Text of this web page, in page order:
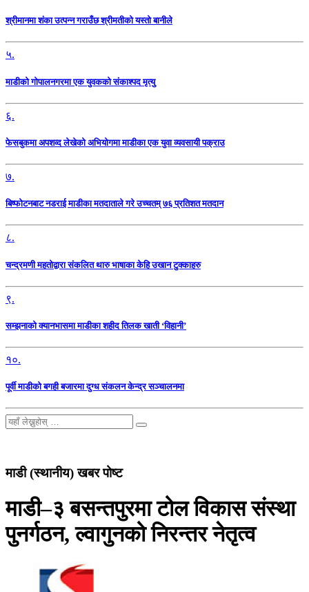
श्रीमानमा शंका उत्पन्न गराउँछ श्रीमतीको यस्तो बानीले
५.
माडीको गोपालनगरमा एक युवकको संकाश्पद मृत्यु
६.
फेसबुकमा अपशव्द लेखेको अभियोगमा माडीका एक युवा व्यवसायी पक्राउ
७.
बिष्फोटनबाट नडराई माडीका मतदाताले गरे उच्चतम् ७६ प्रतिशत मतदान
८.
चन्द्रमणी महतोद्वारा संकलित थारु भाषाका केहि उखान टुक्काहरु
९.
सम्झनाको क्यानभासमा माडीका शहीद तिलक खाती ‘विहानी’
१०.
पूर्वी माडीको बगही बजारमा दुग्ध संकलन केन्द्र सञ्चालनमा
माडी (स्थानीय) खबर पोष्ट
माडी–३ बसन्तपुरमा टोल विकास संस्था
पुनर्गठन, ल्वागुनको निरन्तर नेतृत्व